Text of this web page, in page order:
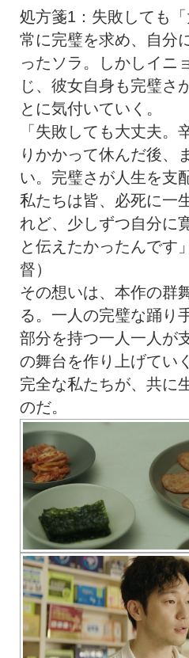
処方箋1：失敗しても「
常に完璧を求め、自分
ったソラ。しかしイニ
じ、彼女自身も完璧さ
とに気付いていく。
「失敗しても大丈夫。
りかかって休んだ後、
い。完璧さが人生を支
私たちは皆、必死に一
れど、少しずつ自分に
と伝えたかったんです
督）
その想いは、本作の群
る。一人の完璧な踊り
部分を持つ一人一人が
の舞台を作り上げてい
完全な私たちが、共に
のだ。